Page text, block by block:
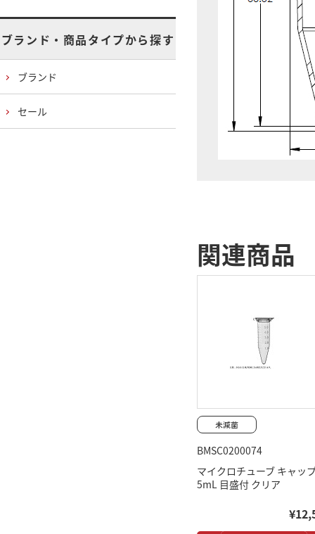
関連商品
BMSC0200074
マイクロチューブ キャッ
5mL 目盛付 クリア
ブランド・商品タイプから探す
ブランド
セール